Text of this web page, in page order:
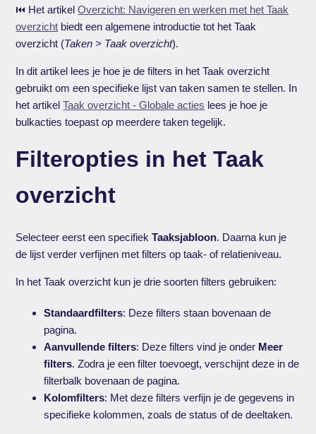
⏮️ Het artikelOverzicht: Navigeren en werken met het Taak
overzicht biedt een algemene introductie tot het Taak
overzicht (Taken > Taak overzicht).
In dit artikel lees je hoe je de filters in het Taak overzicht
gebruikt om een specifieke lijst van taken samen te stellen. In
het artikelTaak overzicht - Globale acties lees je hoe je
bulkacties toepast op meerdere taken tegelijk.
Filteropties in het Taak
overzicht
Selecteer eerst een specifiekTaaksjabloon. Daarna kun je
de lijst verder verfijnen met filters op taak- of relatieniveau.
In het Taak overzicht kun je drie soorten filters gebruiken:
Standaardfilters: Deze filters staan bovenaan de
pagina.
Aanvullende filters: Deze filters vind je onder Meer
filters. Zodra je een filter toevoegt, verschijnt deze in de
filterbalk bovenaan de pagina.
Kolomfilters: Met deze filters verfijn je de gegevens in
specifieke kolommen, zoals de status of de deeltaken.